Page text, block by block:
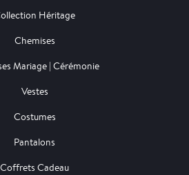
Héritage
Chemises
Mariage | Cérémonie
Vestes
Costumes
Pantalons
Coffrets Cadeau